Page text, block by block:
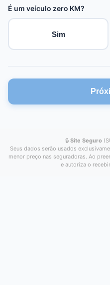
É um veículo zero KM?
Sim
🔒 Site Seguro
Seus dados serão usados
menor preço nas seguradoras. Ao
e autoriza o